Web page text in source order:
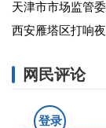
天津市市场监管
西安雁塔区打响
网民评论
登录